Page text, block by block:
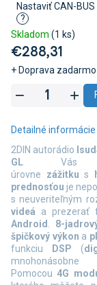
€288,31
+ Doprava zadarmo
Jednotková
Skladom (1 ks)
Nastaviť CAN-
?
2DIN autorádio
GL Vás
úrovne zážitku s
prednosťou je
s neuveriteľným
videá a prezerať
Android . 8-
špičkový výkon a
funkciu
DSP (
Pomocou 4G
Detailné informácie